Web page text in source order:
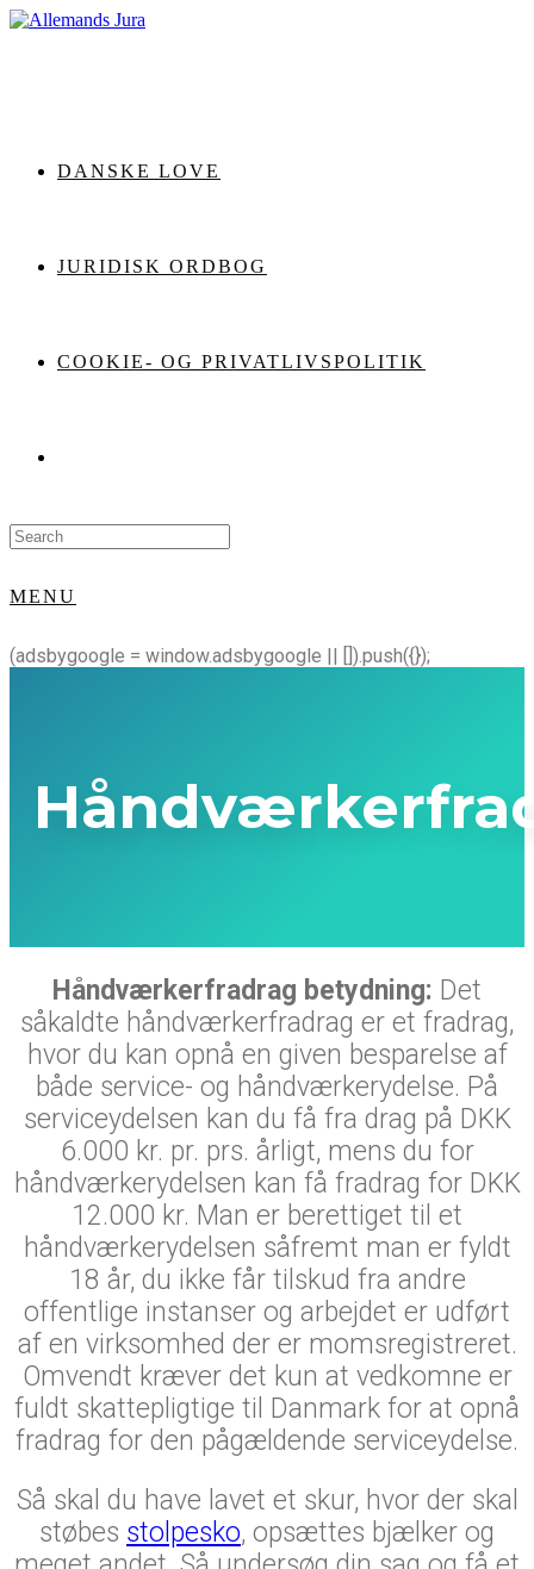
Skip
DANSKE LOVE
JURIDISK ORDBOG
COOKIE- OG PRIVATLIVSPOLITIK
Search
for:
MENU
(adsbygoogle = window.adsbygoogle || []).push({});
Håndværkerfradrag betydning: Det
såkaldte håndværkerfradrag er et fradrag,
hvor du kan opnå en given besparelse af
både service- og håndværkerydelse. På
serviceydelsen kan du få fra drag på DKK
6.000 kr. pr. prs. årligt, mens du for
håndværkerydelsen kan få fradrag for DKK
12.000 kr. Man er berettiget til et
håndværkerydelsen såfremt man er fyldt
18 år, du ikke får tilskud fra andre
offentlige instanser og arbejdet er udført
af en virksomhed der er momsregistreret.
Omvendt kræver det kun at vedkomne er
fuldt skattepligtige til Danmark for at opnå
fradrag for den pågældende serviceydelse.
Så skal du have lavet et skur, hvor der skal
støbes stolpesko, opsættes bjælker og